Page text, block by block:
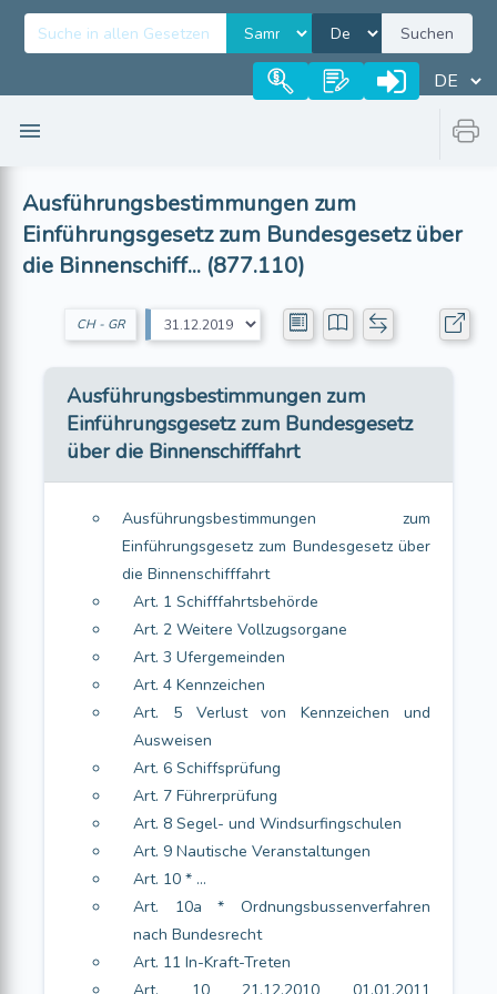
Suchen
Ausführungsbestimmungen zum
Einführungsgesetz zum Bundesgesetz über
die Binnenschiff... (877.110)
CH - GR
Ausführungsbestimmungen zum
Einführungsgesetz zum Bundesgesetz
über die Binnenschifffahrt
Ausführungsbestimmungen zum
Einführungsgesetz zum Bundesgesetz über
die Binnenschifffahrt
Art. 1 Schifffahrtsbehörde
Art. 2 Weitere Vollzugsorgane
Art. 3 Ufergemeinden
Art. 4 Kennzeichen
Art. 5 Verlust von Kennzeichen und
Ausweisen
Art. 6 Schiffsprüfung
Art. 7 Führerprüfung
Art. 8 Segel- und Windsurfingschulen
Art. 9 Nautische Veranstaltungen
Art. 10 * ...
Art. 10a * Ordnungsbussenverfahren
nach Bundesrecht
Art. 11 In-Kraft-Treten